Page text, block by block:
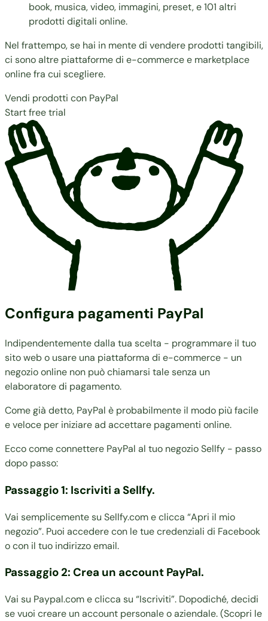
book, musica, video, immagini, preset, e101 altri
prodotti digitali online.
Nel frattempo, se hai in mente di vendere prodotti tangibili,
ci sono altre piattaforme di e-commerce e marketplace
online fra cui scegliere.
Vendi prodotti con PayPal
Start free trial
Configura pagamenti PayPal
Indipendentemente dalla tua scelta - programmare il tuo
sito web o usare una piattaforma di e-commerce - un
negozio online non può chiamarsi tale senza un
elaboratore di pagamento.
Come già detto, PayPal è probabilmente il modo più facile
e veloce per iniziare ad accettare pagamenti online.
Ecco come connettere PayPal al tuo negozio Sellfy - passo
dopo passo:
Passaggio 1: Iscriviti a Sellfy.
Vai semplicemente su Sellfy.com e clicca “Apri il mio
negozio”. Puoi accedere con le tue credenziali di Facebook
o con il tuo indirizzo email.
Passaggio 2: Crea un account PayPal.
Vai su Paypal.com e clicca su “Iscriviti”. Dopodiché, decidi
se vuoi creare un account personale o aziendale. (Scopri le